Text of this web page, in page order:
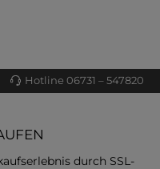
Hotline 06731 – 547820
durch SSL-